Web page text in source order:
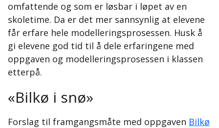
omfattende og som er løsbar i løpet av en
skoletime. Da er det mer sannsynlig at elevene
får erfare hele modelleringsprosessen. Husk å
gi elevene god tid til å dele erfaringene med
oppgaven og modelleringsprosessen i klassen
etterpå.
«Bilkø i snø»
Forslag til framgangsmåte med oppgaven Bilkø